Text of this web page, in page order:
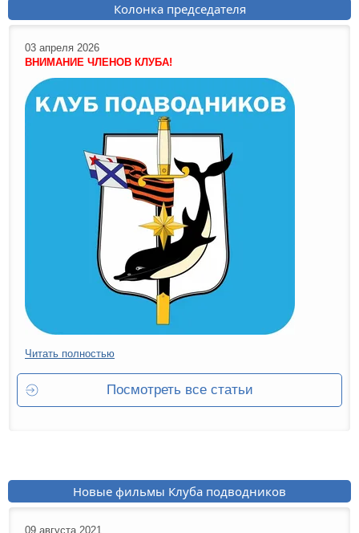
Колонка председателя
03 апреля 2026
ВНИМАНИЕ ЧЛЕНОВ КЛУБА!
Читать полностью
Посмотреть все статьи
Новые фильмы Клуба подводников
09 августа 2021